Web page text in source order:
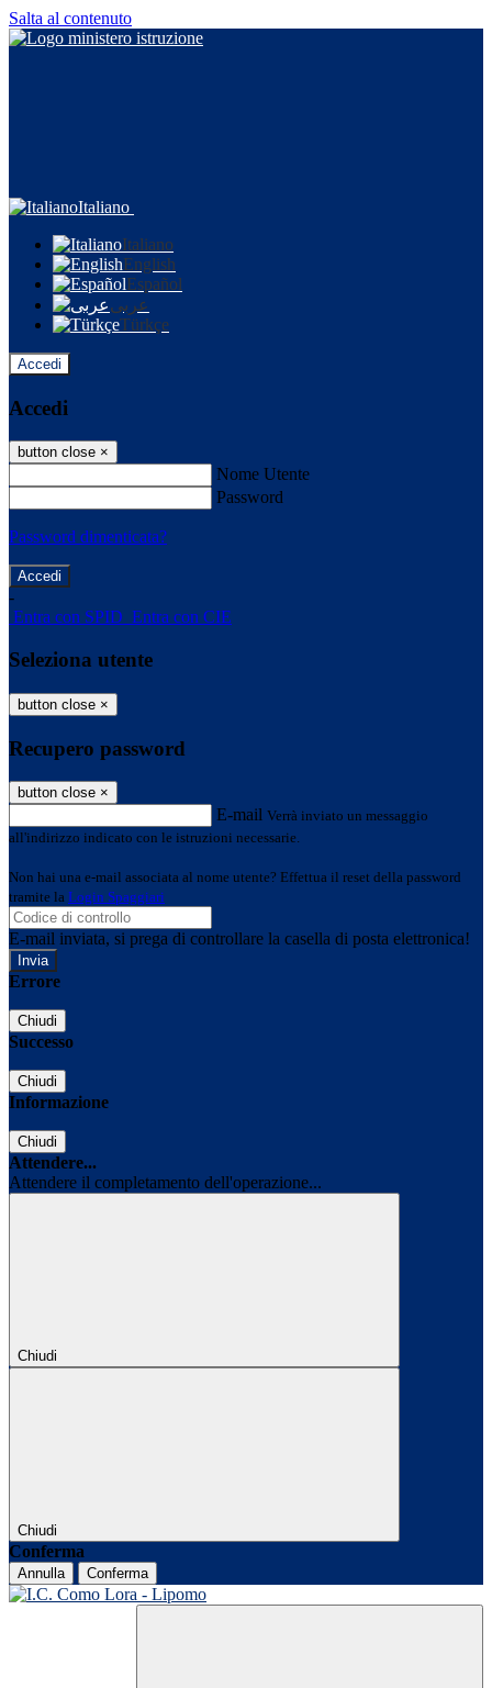
Salta al contenuto
Italiano
Italiano
English
Español
عربى
Türkçe
Accedi
Accedi
button close ×
Nome Utente
Password
Password dimenticata?
-
Entra con SPID Entra con CIE
Seleziona utente
button close ×
Recupero password
button close ×
E-mail Verrà inviato un messaggio
all'indirizzo indicato con le istruzioni necessarie.
Non hai una e-mail associata al nome utente? Effettua il reset della password
tramite la Login Spaggiari
E-mail inviata, si prega di controllare la casella di posta elettronica!
Errore
Chiudi
Successo
Chiudi
Informazione
Chiudi
Attendere...
Attendere il completamento dell'operazione...
Chiudi
Chiudi
Conferma
Annulla Conferma